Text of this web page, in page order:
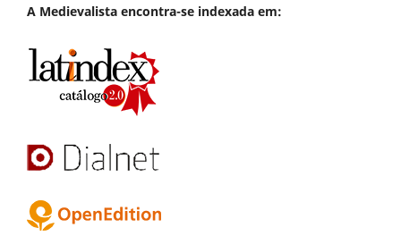
A Medievalista encontra-se indexada em: